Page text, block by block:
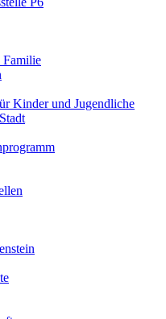
Familie
Kinder und Jugendliche